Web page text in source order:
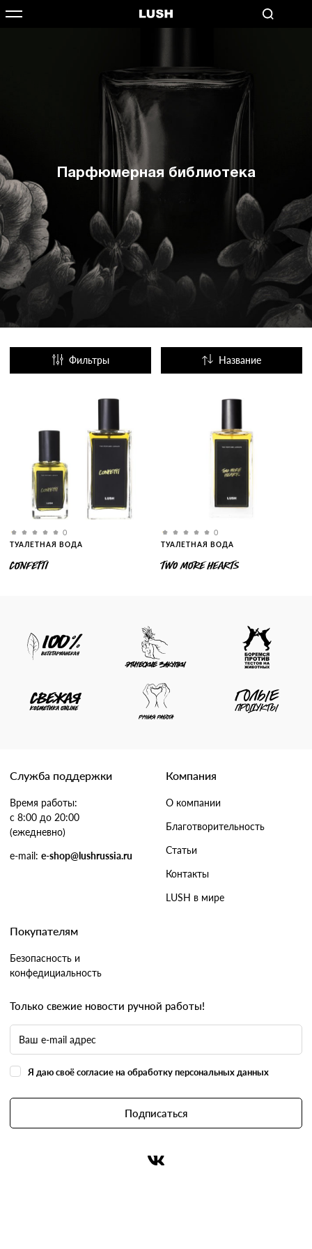
Парфюмерная библиотека
Фильтры Название
0
ТУАЛЕТНАЯ ВОДА
CONFETTI
0
ТУАЛЕТНАЯ ВОДА
TWO MORE HEARTS
Служба поддержки
Время работы:
с 8:00 до 20:00
(ежедневно)
e-mail: e-shop@lushrussia.ru
Компания
О компании
Благотворительность
Статьи
Контакты
LUSH в мире
Покупателям
Безопасность и
конфедициальность
Только свежие новости ручной работы!
Я даю своё согласие на обработку персональных данных
Подписаться